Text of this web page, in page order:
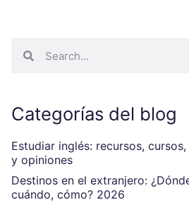
Categorías del blog
Estudiar inglés: recursos,
y opiniones
Destinos en el extranjero:
cuándo, cómo? 2026